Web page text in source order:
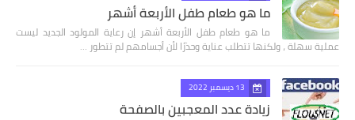
ما هو طعام طفل الأربعة أشهر
ما هو طعام طفل الأربعة أشهر إن رعاية المولود الجديد ليست
عملية سهلة ، ولكنها تتطلب عناية وحذرًا لأن أجسامهم لم تتطور …
13 ديسمبر 2022
زيادة عدد المعجبين بالصفحة